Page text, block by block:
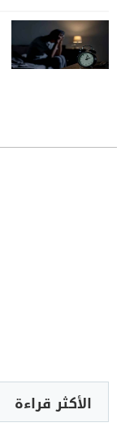
الأكثر قراءة